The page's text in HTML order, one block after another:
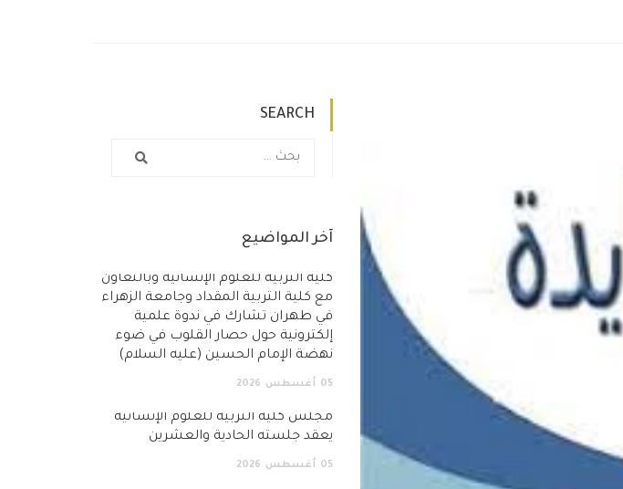
SEARCH
آخر المواضيع
كلية التربية للعلوم الإنسانية وبالتعاون
مع كلية التربية المقداد وجامعة الزهراء
في طهران تشارك في ندوة علمية
إلكترونية حول حصار القلوب في ضوء
نهضة الإمام الحسين (عليه السلام)
05 أغسطس 2026
مجلس كلية التربية للعلوم الإنسانية
يعقد جلسته الحادية والعشرين
05 أغسطس 2026